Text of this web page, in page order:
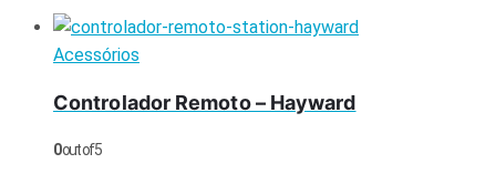
Acessórios
Controlador Remoto – Hayward
0out of 5